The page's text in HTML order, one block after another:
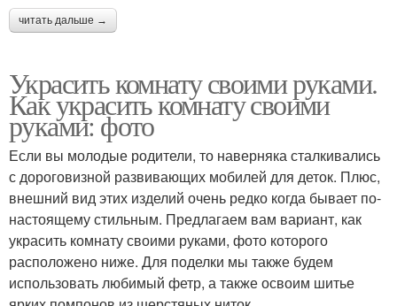
читать дальше →
Украсить комнату своими руками.
Как украсить комнату своими
руками: фото
Если вы молодые родители, то наверняка сталкивались
с дороговизной развивающих мобилей для деток. Плюс,
внешний вид этих изделий очень редко когда бывает по-
настоящему стильным. Предлагаем вам вариант, как
украсить комнату своими руками, фото которого
расположено ниже. Для поделки мы также будем
использовать любимый фетр, а также освоим шитье